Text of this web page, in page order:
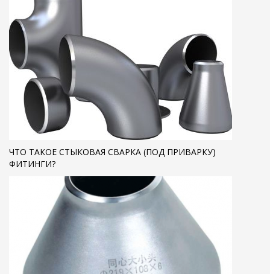
ЧТО ТАКОЕ СТЫКОВАЯ СВАРКА (ПОД ПРИВАРКУ)
ФИТИНГИ?